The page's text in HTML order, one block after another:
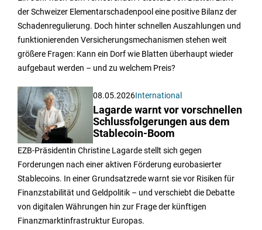
der Schweizer Elementarschadenpool eine positive Bilanz der
Schadenregulierung. Doch hinter schnellen Auszahlungen und
funktionierenden Versicherungsmechanismen stehen weit
größere Fragen: Kann ein Dorf wie Blatten überhaupt wieder
aufgebaut werden – und zu welchem Preis?
08.05.2026International
Lagarde warnt vor vorschnellen
Schlussfolgerungen aus dem
Stablecoin-Boom
EZB-Präsidentin Christine Lagarde stellt sich gegen
Forderungen nach einer aktiven Förderung eurobasierter
Stablecoins. In einer Grundsatzrede warnt sie vor Risiken für
Finanzstabilität und Geldpolitik – und verschiebt die Debatte
von digitalen Währungen hin zur Frage der künftigen
Finanzmarktinfrastruktur Europas.